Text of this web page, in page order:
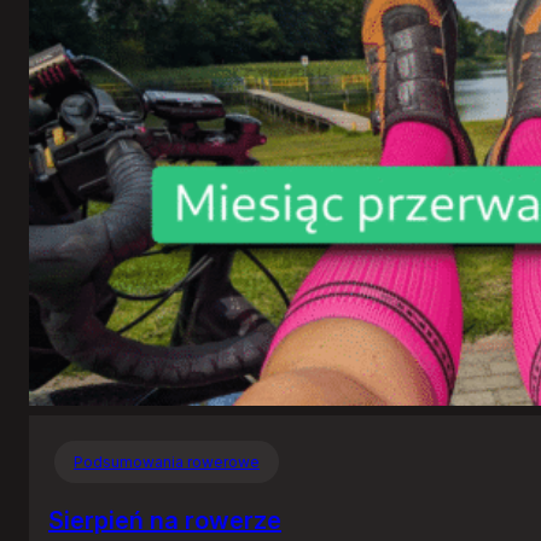
Podsumowania rowerowe
Sierpień na rowerze